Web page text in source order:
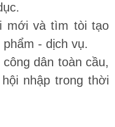
mới và tìm tòi tạo
- dịch vụ.
dân toàn cầu,
nhập trong thời